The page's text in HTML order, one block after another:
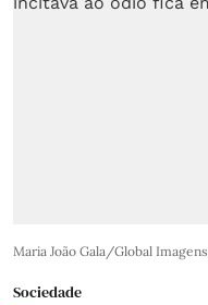
Maria João Gala/Global Imagens
Sociedade